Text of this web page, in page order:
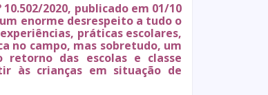
2020, publicado em 01/10
enorme desrespeito a tudo o
práticas escolares,
no campo, mas sobretudo, um
retorno das escolas e classe
às crianças em situação de